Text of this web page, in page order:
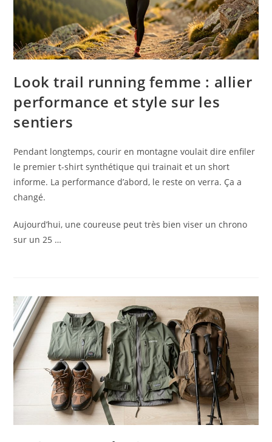
Look trail running femme : allier
performance et style sur les
sentiers
Pendant longtemps, courir en montagne voulait dire enfiler
le premier t-shirt synthétique qui trainait et un short
informe. La performance d’abord, le reste on verra. Ça a
changé.
Aujourd’hui, une coureuse peut très bien viser un chrono
sur un 25 …